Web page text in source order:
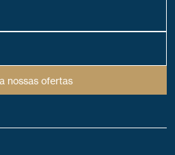
nossas ofertas